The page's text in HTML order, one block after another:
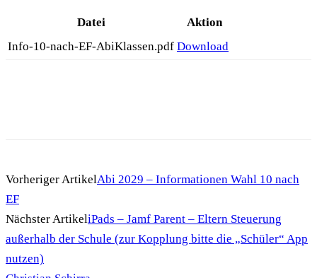
Datei
Aktion
Info-10-nach-EF-AbiKlassen.pdf Download
Vorheriger ArtikelAbi 2029 – Informationen Wahl 10 nach
EF
Nächster ArtikeliPads – Jamf Parent – Eltern Steuerung
außerhalb der Schule (zur Kopplung bitte die „Schüler“ App
nutzen)